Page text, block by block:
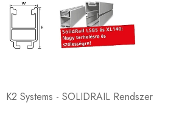
K2 Systems - SOLIDRAIL Rendszer